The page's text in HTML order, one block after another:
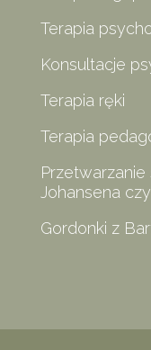
Terapia
Konsultacje
Terapia ręki
Terapia
Johansena
Gordonki z